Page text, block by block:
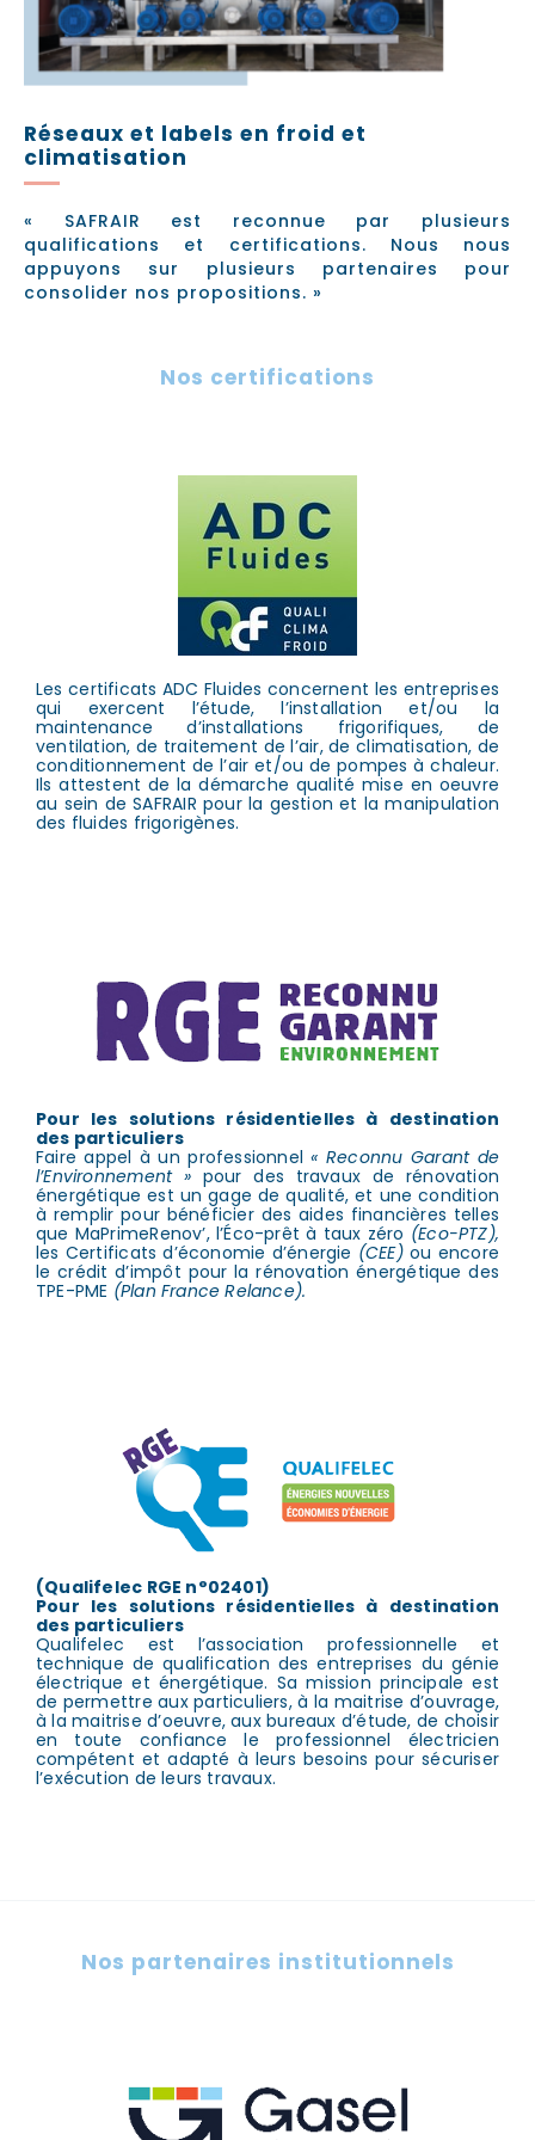
Réseaux et labels en froid et
climatisation
« SAFRAIR est reconnue par plusieurs
qualifications et certifications. Nous nous
appuyons sur plusieurs partenaires pour
consolider nos propositions. »
Nos certifications
Les certificats ADC Fluides concernent les entreprises
qui exercent l’étude, l’installation et/ou la
maintenance d’installations frigorifiques, de
ventilation, de traitement de l’air, de climatisation, de
conditionnement de l’air et/ou de pompes à chaleur.
Ils attestent de la démarche qualité mise en oeuvre
au sein de SAFRAIR pour la gestion et la manipulation
des fluides frigorigènes.
Pour les solutions résidentielles à destination
des particuliers
Faire appel à un professionnel « Reconnu Garant de
l’Environnement » pour des travaux de rénovation
énergétique est un gage de qualité, et une condition
à remplir pour bénéficier des aides financières telles
que MaPrimeRenov’, l’Éco-prêt à taux zéro (Eco-PTZ),
les Certificats d’économie d’énergie (CEE)ou encore
le crédit d’impôt pour la rénovation énergétique des
TPE-PME (Plan France Relance).
(Qualifelec RGE n°02401)
Pour les solutions résidentielles à destination
des particuliers
Qualifelec est l’association professionnelle et
technique de qualification des entreprises du génie
électrique et énergétique. Sa mission principale est
de permettre aux particuliers, à la maitrise d’ouvrage,
à la maitrise d’oeuvre, aux bureaux d’étude, de choisir
en toute confiance le professionnel électricien
compétent et adapté à leurs besoins pour sécuriser
l’exécution de leurs travaux.
Nos partenaires institutionnels